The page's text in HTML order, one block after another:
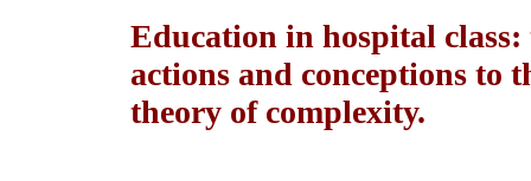
Education in hospital
actions and conceptions to
theory of complexity.